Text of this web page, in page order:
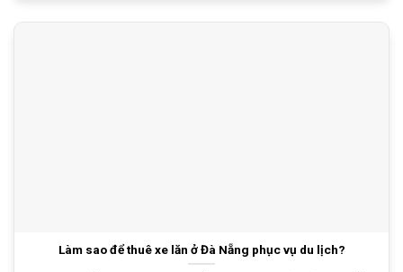
Làm sao để thuê xe lăn ở Đà Nẵng phục vụ du lịch?